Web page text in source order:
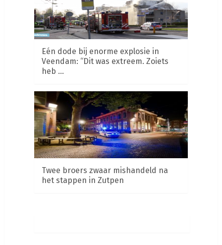
Eén dode bij enorme explosie in
Veendam: “Dit was extreem. Zoiets
heb …
Twee broers zwaar mishandeld na
het stappen in Zutpen